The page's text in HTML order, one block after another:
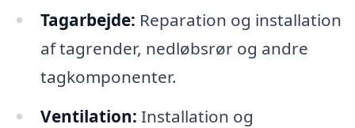
Tagarbejde: Reparation og installation
af tagrender, nedløbsrør og andre
tagkomponenter.
Ventilation: Installation og